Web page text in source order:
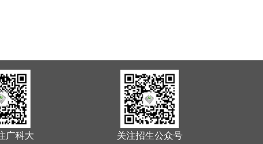
广科大 关注招生公众号